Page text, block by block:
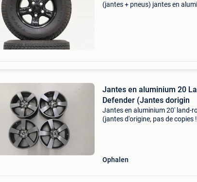
(jantes + pneus) jantes en
Jantes en aluminium 20
Defender (Jantes dorigin
Jantes en aluminium 20' land-
(jantes d'origine, pas de copies
Ophalen